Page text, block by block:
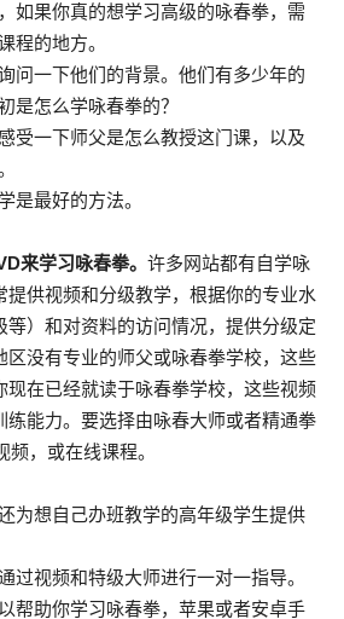
如果你真的想学习高级的咏春拳，需
程的地方。
问一下他们的背景。他们有多少年的
是怎么学咏春拳的？
受一下师父是怎么教授这门课，以及
是最好的方法。
来学习咏春拳。 许多网站都有自学咏
提供视频和分级教学，根据你的专业水
等）和对资料的访问情况，提供分级定
区没有专业的师父或咏春拳学校，这些
现在已经就读于咏春拳学校，这些视频
练能力。要选择由咏春大师或者精通拳
，或在线课程。
为想自己办班教学的高年级学生提供
过视频和特级大师进行一对一指导。
帮助你学习咏春拳，苹果或者安卓手